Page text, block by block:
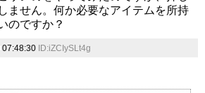
ません。何か必要なアイテムを所持
のですか？
07:48:30 ID:iZCIySLt4g